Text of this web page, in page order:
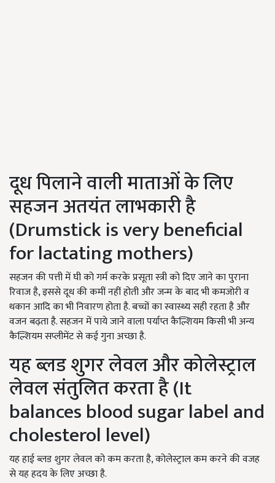
दूध पिलाने वाली माताओं के लिए
सहजन अतयंत लाभकारी है
(Drumstick is very beneficial
for lactating mothers)
सहजन की पत्ती में घी को गर्म करके प्रसूता स्त्री को दिए जाने का पुराना
रिवाज है, इससे दूध की कमीं नहीं होती और जन्म के बाद भी कमजोरी व
थकान आदि का भी निवारण होता है. बच्चों का स्वास्थ्य सही रहता है और
वजन बढ़ता है. सहजन में पाये जाने वाला पर्याप्त कैल्शियम किसी भी अन्य
कैल्शियम सप्लीमेंट से कई गुना अच्छा है.
यह ब्लड शुगर लेवल और कोलेस्ट्राल
लेवल संतुलित करता है (It
balances blood sugar label and
cholesterol level)
यह हाई ब्लड शुगर लेवल को कम करता है, कोलेस्ट्राल कम करने की वजह
से यह हदय के लिए अच्छा है.